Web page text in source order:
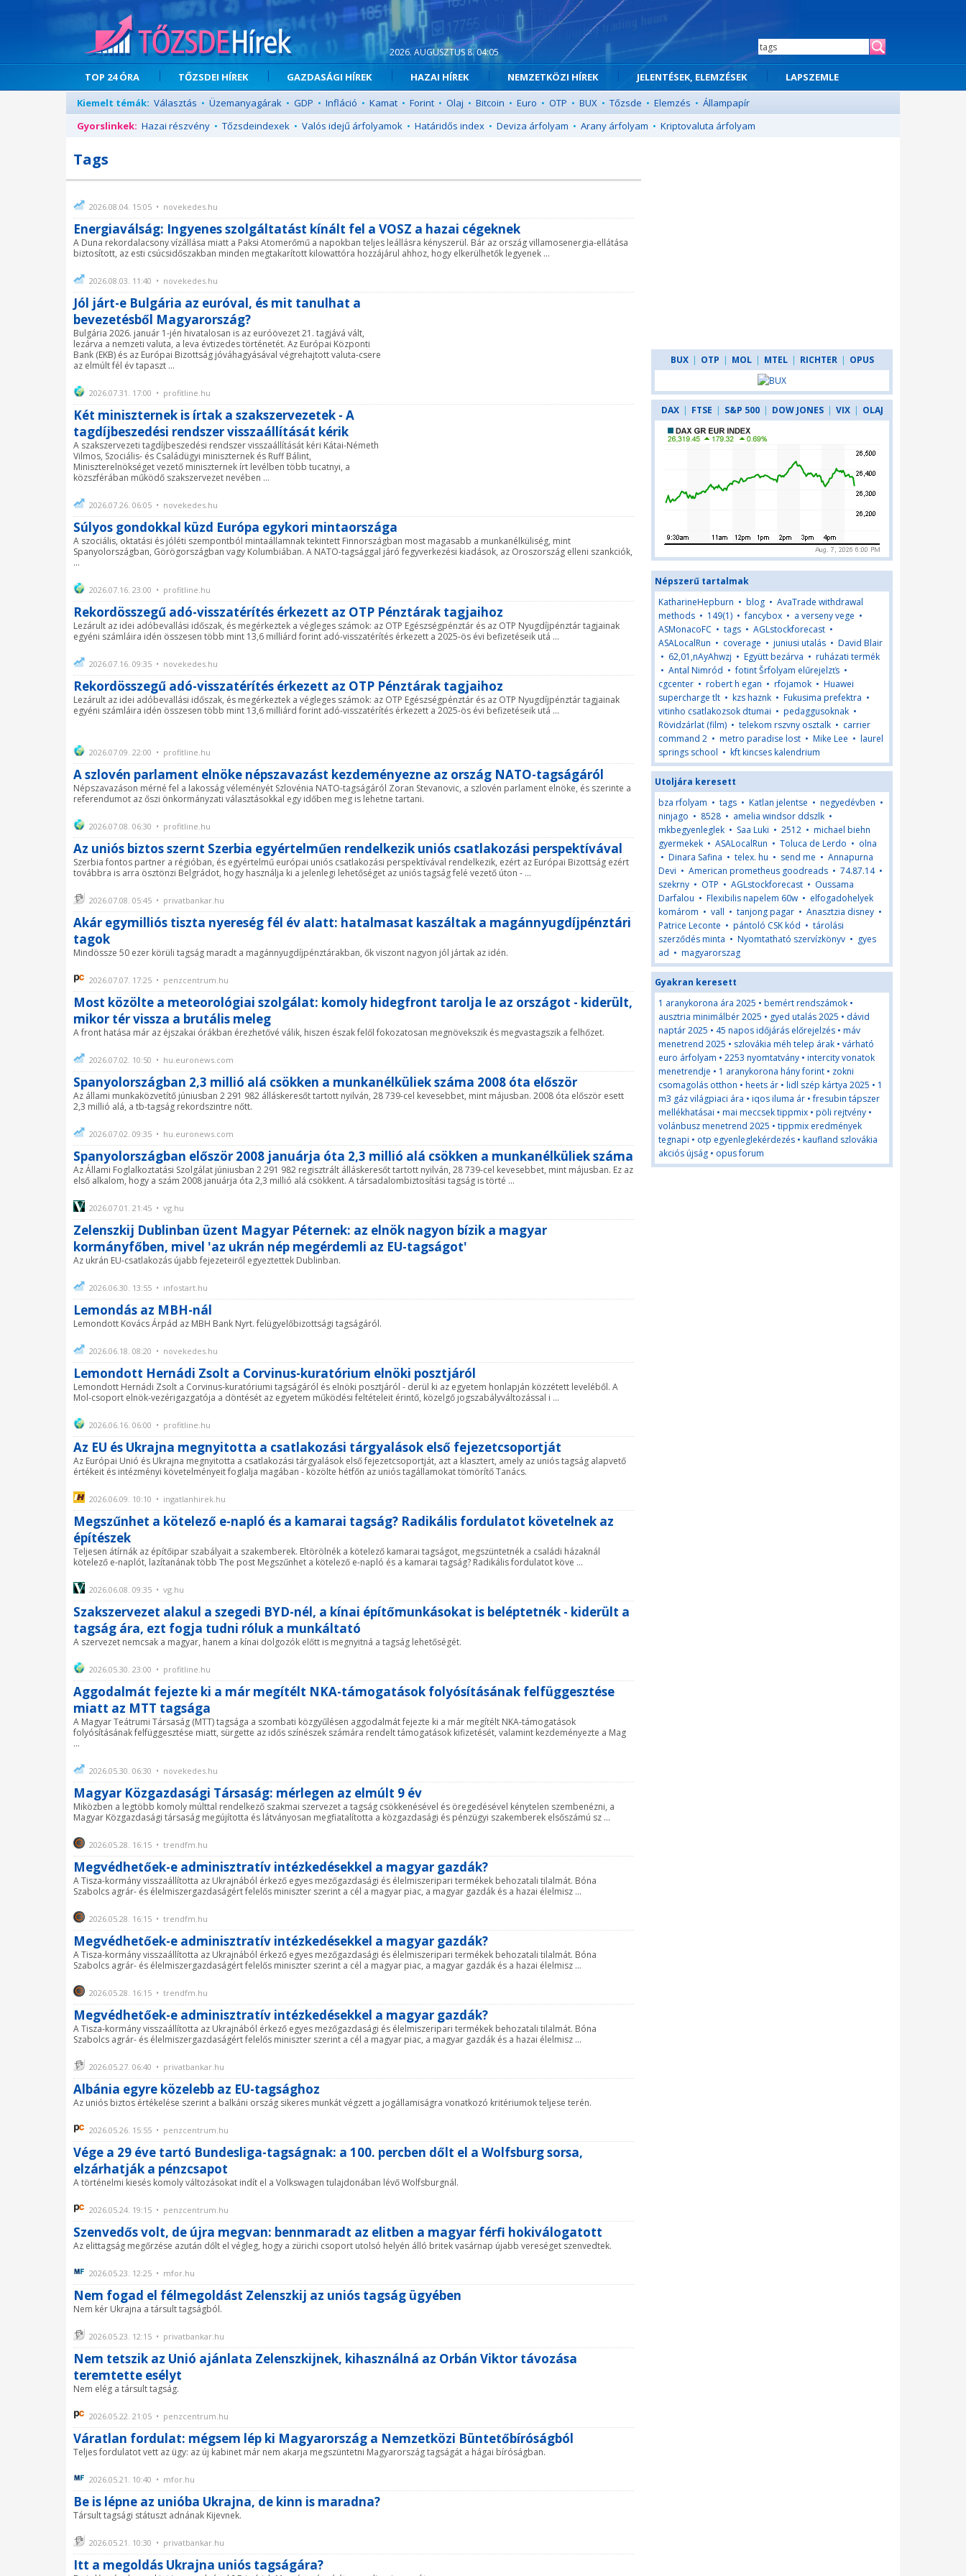
2026. AUGUSZTUS 8. 04:05
TOP 24 ÓRA TŐZSDEI HÍREK GAZDASÁGI HÍREK HAZAI HÍREK NEMZETKÖZI HÍREK JELENTÉSEK, ELEMZÉSEK
LAPSZEMLE
Kiemelt témák: Választás • Üzemanyagárak • GDP • Infláció • Kamat • Forint • Olaj • Bitcoin • Euro • OTP • BUX • Tőzsde • Elemzés • Állampapír
Gyorslinkek: Hazai részvény • Tőzsdeindexek • Valós idejű árfolyamok • Határidős index • Deviza árfolyam • Arany árfolyam • Kriptovaluta árfolyam
Tags
2026.08.04. 15:05 • novekedes.hu
Energiaválság: Ingyenes szolgáltatást kínált fel a VOSZ a hazai cégeknek
A Duna rekordalacsony vízállása miatt a Paksi Atomerőmű a napokban teljes leállásra kényszerül. Bár az ország villamosenergia-ellátása
biztosított, az esti csúcsidőszakban minden megtakarított kilowattóra hozzájárul ahhoz, hogy elkerülhetők legyenek ...
2026.08.03. 11:40 • novekedes.hu
Jól járt-e Bulgária az euróval, és mit tanulhat a
bevezetésből Magyarország?
Bulgária 2026. január 1-jén hivatalosan is az euróövezet 21. tagjává vált,
lezárva a nemzeti valuta, a leva évtizedes történetét. Az Európai Központi
Bank (EKB) és az Európai Bizottság jóváhagyásával végrehajtott valuta-csere
az elmúlt fél év tapaszt ...
2026.07.31. 17:00 • profitline.hu
Két miniszternek is írtak a szakszervezetek - A
tagdíjbeszedési rendszer visszaállítását kérik
A szakszervezeti tagdíjbeszedési rendszer visszaállítását kéri Kátai-Németh
Vilmos, Szociális- és Családügyi miniszternek és Ruff Bálint,
Miniszterelnökséget vezető miniszternek írt levélben több tucatnyi, a
közszférában működő szakszervezet nevében ...
2026.07.26. 06:05 • novekedes.hu
Súlyos gondokkal küzd Európa egykori mintaországa
A szociális, oktatási és jóléti szempontból mintaállamnak tekintett Finnországban most magasabb a munkanélküliség, mint
Spanyolországban, Görögországban vagy Kolumbiában. A NATO-tagsággal járó fegyverkezési kiadások, az Oroszország elleni szankciók,
...
2026.07.16. 23:00 • profitline.hu
Rekordösszegű adó-visszatérítés érkezett az OTP Pénztárak tagjaihoz
Lezárult az idei adóbevallási időszak, és megérkeztek a végleges számok: az OTP Egészségpénztár és az OTP Nyugdíjpénztár tagjainak
egyéni számláira idén összesen több mint 13,6 milliárd forint adó-visszatérítés érkezett a 2025-ös évi befizetéseik utá ...
2026.07.16. 09:35 • novekedes.hu
Rekordösszegű adó-visszatérítés érkezett az OTP Pénztárak tagjaihoz
Lezárult az idei adóbevallási időszak, és megérkeztek a végleges számok: az OTP Egészségpénztár és az OTP Nyugdíjpénztár tagjainak
egyéni számláira idén összesen több mint 13,6 milliárd forint adó-visszatérítés érkezett a 2025-ös évi befizetéseik utá ...
2026.07.09. 22:00 • profitline.hu
A szlovén parlament elnöke népszavazást kezdeményezne az ország NATO-tagságáról
Népszavazáson mérné fel a lakosság véleményét Szlovénia NATO-tagságáról Zoran Stevanovic, a szlovén parlament elnöke, és szerinte a
referendumot az őszi önkormányzati választásokkal egy időben meg is lehetne tartani.
2026.07.08. 06:30 • profitline.hu
Az uniós biztos szernt Szerbia egyértelműen rendelkezik uniós csatlakozási perspektívával
Szerbia fontos partner a régióban, és egyértelmű európai uniós csatlakozási perspektívával rendelkezik, ezért az Európai Bizottság ezért
továbbra is arra ösztönzi Belgrádot, hogy használja ki a jelenlegi lehetőséget az uniós tagság felé vezető úton - ...
2026.07.08. 05:45 • privatbankar.hu
Akár egymilliós tiszta nyereség fél év alatt: hatalmasat kaszáltak a magánnyugdíjpénztári
tagok
Mindössze 50 ezer körüli tagság maradt a magánnyugdíjpénztárakban, ők viszont nagyon jól jártak az idén.
2026.07.07. 17:25 • penzcentrum.hu
Most közölte a meteorológiai szolgálat: komoly hidegfront tarolja le az országot - kiderült,
mikor tér vissza a brutális meleg
A front hatása már az éjszakai órákban érezhetővé válik, hiszen észak felől fokozatosan megnövekszik és megvastagszik a felhőzet.
2026.07.02. 10:50 • hu.euronews.com
Spanyolországban 2,3 millió alá csökken a munkanélküliek száma 2008 óta először
Az állami munkaközvetítő júniusban 2 291 982 álláskeresőt tartott nyilván, 28 739-cel kevesebbet, mint májusban. 2008 óta először esett
2,3 millió alá, a tb-tagság rekordszintre nőtt.
2026.07.02. 09:35 • hu.euronews.com
Spanyolországban először 2008 januárja óta 2,3 millió alá csökken a munkanélküliek száma
Az Állami Foglalkoztatási Szolgálat júniusban 2 291 982 regisztrált álláskeresőt tartott nyilván, 28 739-cel kevesebbet, mint májusban. Ez az
első alkalom, hogy a szám 2008 januárja óta 2,3 millió alá csökkent. A társadalombiztosítási tagság is törté ...
2026.07.01. 21:45 • vg.hu
Zelenszkij Dublinban üzent Magyar Péternek: az elnök nagyon bízik a magyar
kormányfőben, mivel 'az ukrán nép megérdemli az EU-tagságot'
Az ukrán EU-csatlakozás újabb fejezeteiről egyeztettek Dublinban.
2026.06.30. 13:55 • infostart.hu
Lemondás az MBH-nál
Lemondott Kovács Árpád az MBH Bank Nyrt. felügyelőbizottsági tagságáról.
2026.06.18. 08:20 • novekedes.hu
Lemondott Hernádi Zsolt a Corvinus-kuratórium elnöki posztjáról
Lemondott Hernádi Zsolt a Corvinus-kuratóriumi tagságáról és elnöki posztjáról - derül ki az egyetem honlapján közzétett leveléből. A
Mol-csoport elnök-vezérigazgatója a döntését az egyetem működési feltételeit érintő, közelgő jogszabályváltozással i ...
2026.06.16. 06:00 • profitline.hu
Az EU és Ukrajna megnyitotta a csatlakozási tárgyalások első fejezetcsoportját
Az Európai Unió és Ukrajna megnyitotta a csatlakozási tárgyalások első fejezetcsoportját, azt a klasztert, amely az uniós tagság alapvető
értékeit és intézményi követelményeit foglalja magában - közölte hétfőn az uniós tagállamokat tömörítő Tanács.
2026.06.09. 10:10 • ingatlanhirek.hu
Megszűnhet a kötelező e-napló és a kamarai tagság? Radikális fordulatot követelnek az
építészek
Teljesen átírnák az építőipar szabályait a szakemberek. Eltörölnék a kötelező kamarai tagságot, megszüntetnék a családi házaknál
kötelező e-naplót, lazítanának több The post Megszűnhet a kötelező e-napló és a kamarai tagság? Radikális fordulatot köve ...
2026.06.08. 09:35 • vg.hu
Szakszervezet alakul a szegedi BYD-nél, a kínai építőmunkásokat is beléptetnék - kiderült a
tagság ára, ezt fogja tudni róluk a munkáltató
A szervezet nemcsak a magyar, hanem a kínai dolgozók előtt is megnyitná a tagság lehetőségét.
2026.05.30. 23:00 • profitline.hu
Aggodalmát fejezte ki a már megítélt NKA-támogatások folyósításának felfüggesztése
miatt az MTT tagsága
A Magyar Teátrumi Társaság (MTT) tagsága a szombati közgyűlésen aggodalmát fejezte ki a már megítélt NKA-támogatások
folyósításának felfüggesztése miatt, sürgette az idős színészek számára rendelt támogatások kifizetését, valamint kezdeményezte a Mag
...
2026.05.30. 06:30 • novekedes.hu
Magyar Közgazdasági Társaság: mérlegen az elmúlt 9 év
Miközben a legtöbb komoly múlttal rendelkező szakmai szervezet a tagság csökkenésével és öregedésével kénytelen szembenézni, a
Magyar Közgazdasági társaság megújította és látványosan megfiatalította a közgazdasági és pénzügyi szakemberek elsőszámú sz ...
2026.05.28. 16:15 • trendfm.hu
Megvédhetőek-e adminisztratív intézkedésekkel a magyar gazdák?
A Tisza-kormány visszaállította az Ukrajnából érkező egyes mezőgazdasági és élelmiszeripari termékek behozatali tilalmát. Bóna
Szabolcs agrár- és élelmiszergazdaságért felelős miniszter szerint a cél a magyar piac, a magyar gazdák és a hazai élelmisz ...
2026.05.28. 16:15 • trendfm.hu
Megvédhetőek-e adminisztratív intézkedésekkel a magyar gazdák?
A Tisza-kormány visszaállította az Ukrajnából érkező egyes mezőgazdasági és élelmiszeripari termékek behozatali tilalmát. Bóna
Szabolcs agrár- és élelmiszergazdaságért felelős miniszter szerint a cél a magyar piac, a magyar gazdák és a hazai élelmisz ...
2026.05.28. 16:15 • trendfm.hu
Megvédhetőek-e adminisztratív intézkedésekkel a magyar gazdák?
A Tisza-kormány visszaállította az Ukrajnából érkező egyes mezőgazdasági és élelmiszeripari termékek behozatali tilalmát. Bóna
Szabolcs agrár- és élelmiszergazdaságért felelős miniszter szerint a cél a magyar piac, a magyar gazdák és a hazai élelmisz ...
2026.05.27. 06:40 • privatbankar.hu
Albánia egyre közelebb az EU-tagsághoz
Az uniós biztos értékelése szerint a balkáni ország sikeres munkát végzett a jogállamiságra vonatkozó kritériumok teljese terén.
2026.05.26. 15:55 • penzcentrum.hu
Vége a 29 éve tartó Bundesliga-tagságnak: a 100. percben dőlt el a Wolfsburg sorsa,
elzárhatják a pénzcsapot
A történelmi kiesés komoly változásokat indít el a Volkswagen tulajdonában lévő Wolfsburgnál.
2026.05.24. 19:15 • penzcentrum.hu
Szenvedős volt, de újra megvan: bennmaradt az elitben a magyar férfi hokiválogatott
Az elittagság megőrzése azután dőlt el végleg, hogy a zürichi csoport utolsó helyén álló britek vasárnap újabb vereséget szenvedtek.
2026.05.23. 12:25 • mfor.hu
Nem fogad el félmegoldást Zelenszkij az uniós tagság ügyében
Nem kér Ukrajna a társult tagságból.
2026.05.23. 12:15 • privatbankar.hu
Nem tetszik az Unió ajánlata Zelenszkijnek, kihasználná az Orbán Viktor távozása
teremtette esélyt
Nem elég a társult tagság.
2026.05.22. 21:05 • penzcentrum.hu
Váratlan fordulat: mégsem lép ki Magyarország a Nemzetközi Büntetőbíróságból
Teljes fordulatot vett az ügy: az új kabinet már nem akarja megszüntetni Magyarország tagságát a hágai bíróságban.
2026.05.21. 10:40 • mfor.hu
Be is lépne az unióba Ukrajna, de kinn is maradna?
Társult tagsági státuszt adnának Kijevnek.
2026.05.21. 10:30 • privatbankar.hu
Itt a megoldás Ukrajna uniós tagságára?
BUX | OTP | MOL | MTEL | RICHTER | OPUS
DAX | FTSE | S&P 500 | DOW JONES | VIX | OLAJ
Népszerű tartalmak
KatharineHepburn • blog • AvaTrade withdrawal
methods • 149(1) •fancybox • a verseny vege •
ASMonacoFC • tags • AGLstockforecast •
ASALocalRun • coverage • juniusi utalás • David Blair
• 62,01,nAyAhwzj • Együtt bezárva • ruházati termék
• Antal Nimród •fotint Šrfolyam elűrejelzťs •
cgcenter • robert h egan • rfojamok • Huawei
supercharge tlt • kzs haznk • Fukusima prefektra •
vitinho csatlakozsok dtumai • pedaggusoknak •
Rövidzárlat (film) • telekom rszvny osztalk • carrier
command 2 • metro paradise lost • Mike Lee • laurel
springs school • kft kincses kalendrium
Utoljára keresett
bza rfolyam • tags • Katlan jelentse • negyedévben •
ninjago • 8528 • amelia windsor ddszlk •
mkbegyenleglek • Saa Luki • 2512 • michael biehn
gyermekek • ASALocalRun • Toluca de Lerdo • olna
• Dinara Safina • telex. hu • send me • Annapurna
Devi • American prometheus goodreads • 74.87.14•
szekrny • OTP • AGLstockforecast • Oussama
Darfalou • Flexibilis napelem 60w • elfogadohelyek
komárom • vall • tanjong pagar • Anasztzia disney •
Patrice Leconte • pántoló CSK kód • tárolási
szerződés minta • Nyomtatható szervízkönyv • gyes
ad • magyarorszag
Gyakran keresett
1 aranykorona ára 2025 • bemért rendszámok •
ausztria minimálbér 2025 • gyed utalás 2025 • dávid
naptár 2025 • 45 napos időjárás előrejelzés • máv
menetrend 2025 • szlovákia méh telep árak • várható
euro árfolyam • 2253 nyomtatvány • intercity vonatok
menetrendje • 1 aranykorona hány forint • zokni
csomagolás otthon • heets ár • lidl szép kártya 2025 • 1
m3 gáz világpiaci ára • iqos iluma ár •fresubin tápszer
mellékhatásai • mai meccsek tippmix • pöli rejtvény •
volánbusz menetrend 2025 • tippmix eredmények
tegnapi • otp egyenleglekérdezés • kaufland szlovákia
akciós újság • opus forum